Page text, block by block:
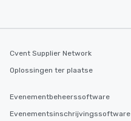
Cvent Supplier Network
Oplossingen ter plaatse
Evenementbeheerssoftware
Evenementsinschrijvingssoftware